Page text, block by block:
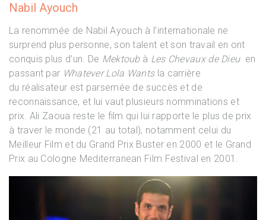
Nabil Ayouch
La renommée de Nabil Ayouch à l’internationale ne
surprend plus personne, son talent et son travail en ont
conquis plus d’un. De Mektoub à Les Chevaux de Dieu en
passant par Whatever Lola Wantsla carrière
du réalisateur est parsemée de succès et de
reconnaissance, et lui vaut plusieurs nomminations et
prix. Ali Zaoua reste le film qui lui rapporte le plus de prix
à traver le monde (21 au total), notamment celui du
Meilleur Film et du Grand Prix Buster en 2000 et le Grand
Prix au Cologne Mediterranean Film Festival en 2001.